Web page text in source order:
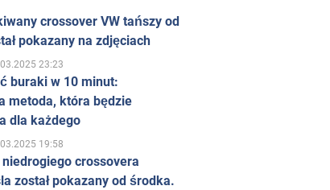
crossover VW tańszy od
pokazany na zdjęciach
23:23
buraki w 10 minut:
metoda, która będzie
dla każdego
19:58
niedrogiego crossovera
został pokazany od środka.